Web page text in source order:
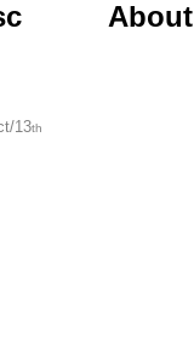
About
13th